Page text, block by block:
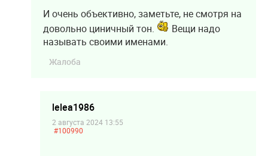
И очень объективно, заметьте, не смотря на
довольно циничный тон.
Вещи надо
называть своими именами.
Жалоба
lelea1986
2 августа 2024 13:55
#100990